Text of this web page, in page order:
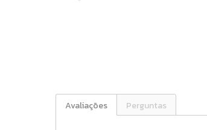
Avaliações Perguntas